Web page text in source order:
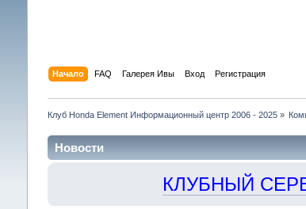
Начало FAQ Галерея Ивы Вход Регистрация
Клуб Honda Element Информационный центр 2006 - 2025»
Новости
КЛУБНЫЙ